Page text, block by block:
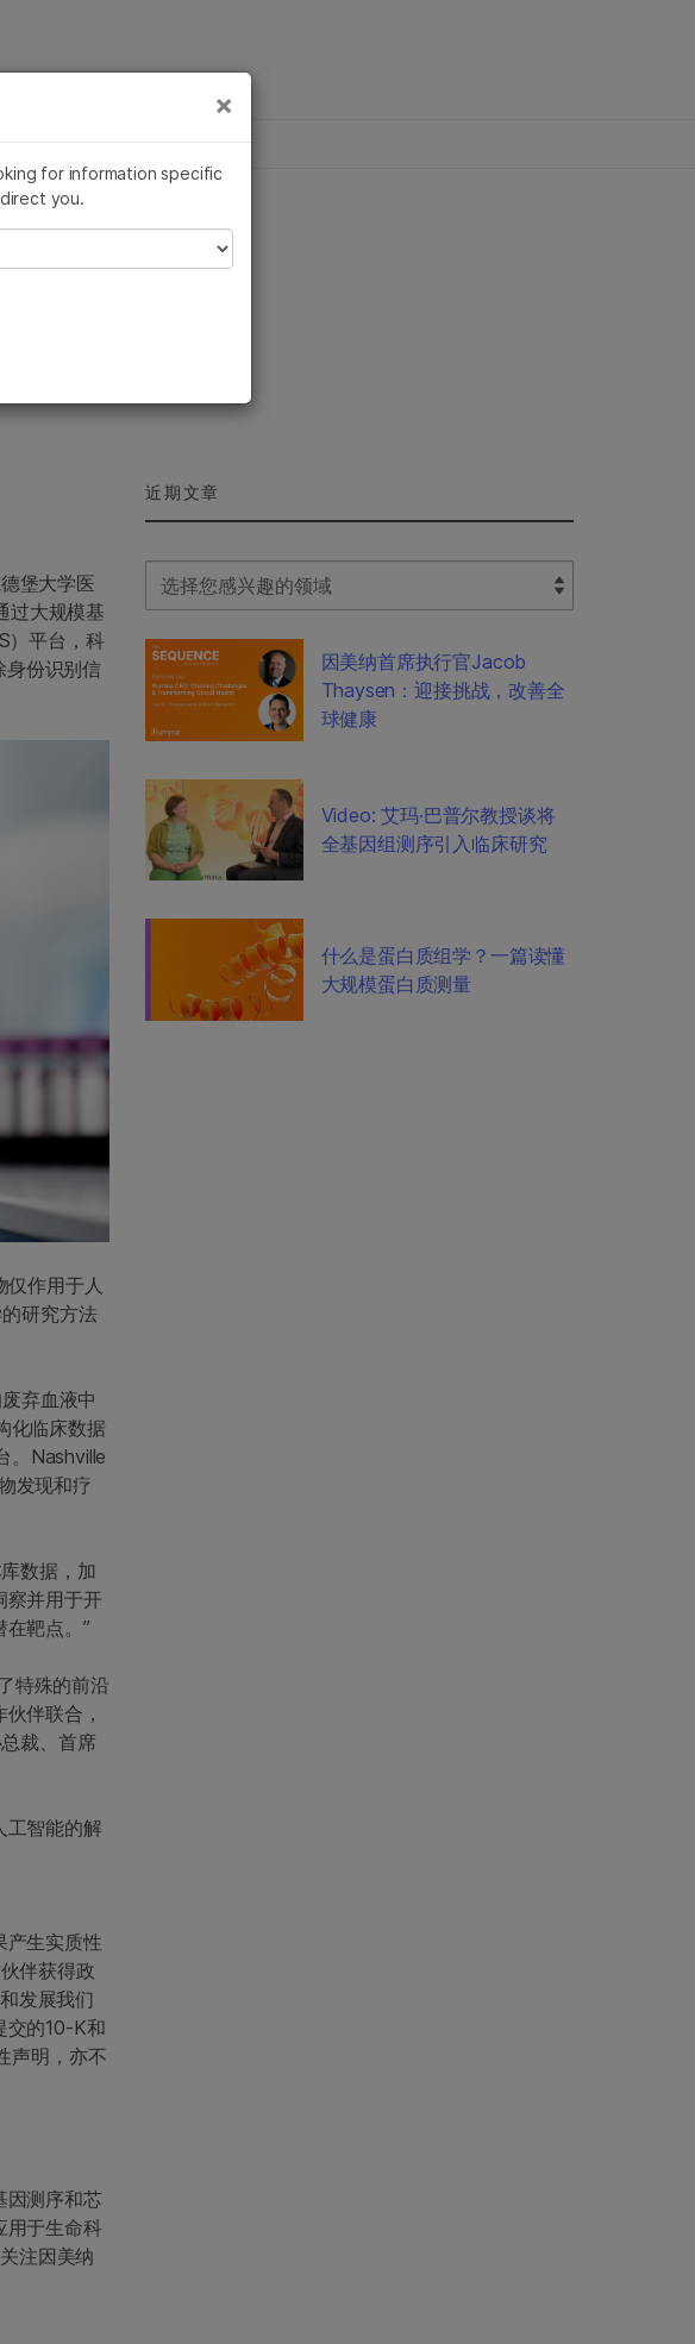
加
堡大学医
过大规模基
）平台，科
身份识别信
作用于人
研究方法
弃血液中
化临床数据
。Nashville
发现和疗
数据，加
察并用于开
靶点。”
特殊的前沿
伴联合，
裁、首席
工智能的解
产生实质性
伴获得政
发展我们
交的10-K和
声明，亦不
因测序和芯
用于生命科
注因美纳
近期文章
Select Filter
因美纳首席执行官Jacob
Thaysen：迎接挑战，改善全
球健康
Video: 艾玛·巴普尔教授谈将
全基因组测序引入临床研究
什么是蛋白质组学？一篇读懂
大规模蛋白质测量
×
学
罕见病
×
for information specific
you.